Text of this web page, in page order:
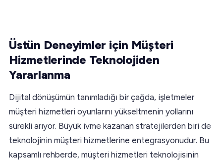
Üstün Deneyimler için Müşteri
Hizmetlerinde Teknolojiden
Yararlanma
Dijital dönüşümün tanımladığı bir çağda, işletmeler
müşteri hizmetleri oyunlarını yükseltmenin yollarını
sürekli arıyor. Büyük ivme kazanan stratejilerden biri de
teknolojinin müşteri hizmetlerine entegrasyonudur. Bu
kapsamlı rehberde, müşteri hizmetleri teknolojisinin